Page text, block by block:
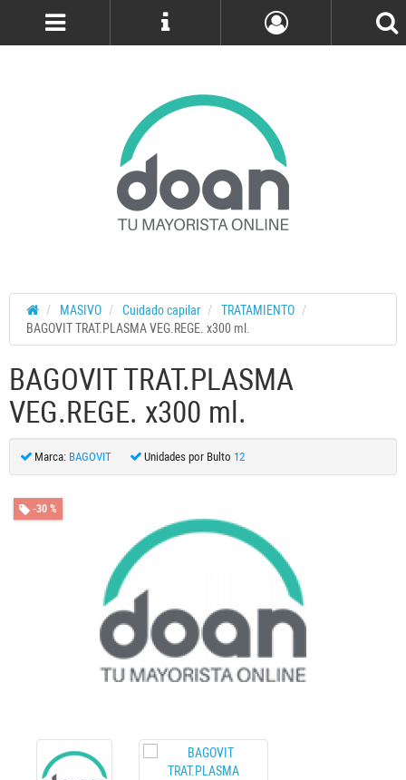
MASIVO Cuidado capilar
TRATAMIENTO
BAGOVIT TRAT.PLASMA VEG.REGE. x300 ml.
BAGOVIT TRAT.PLASMA
VEG.REGE. x300 ml.
Marca: BAGOVIT Unidades por Bulto 12
-30 %